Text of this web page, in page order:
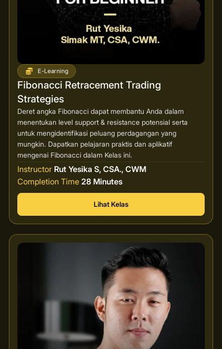
E-Learning
Fibonacci Retracement Trading
Strategies
Deret angka Fibonacci dapat membantu Anda dalam
menentukan level support & resistance potensial serta
untuk mengidentifikasi peluang perdagangan yang
mungkin. Dapatkan pelajaran praktis dan aplikatif
mengenai Fibonacci dalam Kelas ini.
Instructor Rut Yesika S, CSA., CWM
Completion Time 28 Minutes
Lihat Kelas